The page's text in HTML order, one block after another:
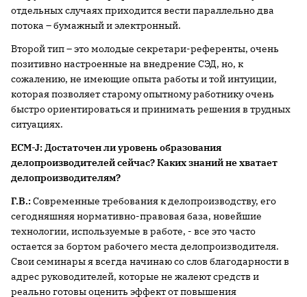
отдельных случаях приходится вести параллельно два
потока – бумажный и электронный.
Второй тип – это молодые секретари-референты, очень
позитивно настроенные на внедрение СЭД, но, к
сожалению, не имеющие опыта работы и той интуиции,
которая позволяет старому опытному работнику очень
быстро ориентироваться и принимать решения в трудных
ситуациях.
ECM-J: Достаточен ли уровень образования
делопроизводителей сейчас? Каких знаний не хватает
делопроизводителям?
Г.В.:Современные требования к делопроизводству, его
сегодняшняя нормативно-правовая база, новейшие
технологии, используемые в работе, - все это часто
остается за бортом рабочего места делопроизводителя.
Свои семинары я всегда начинаю со слов благодарности в
адрес руководителей, которые не жалеют средств и
реально готовы оценить эффект от повышения